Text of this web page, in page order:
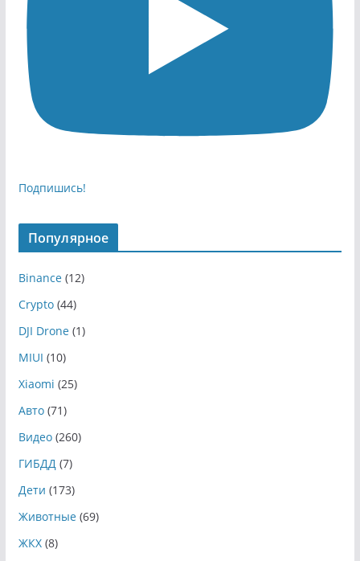
Подпишись!
Популярное
Binance(12)
Crypto(44)
DJI Drone(1)
MIUI (10)
Xiaomi (25)
Авто(71)
Видео(260)
ГИБДД(7)
Дети (173)
Животные(69)
ЖКХ(8)